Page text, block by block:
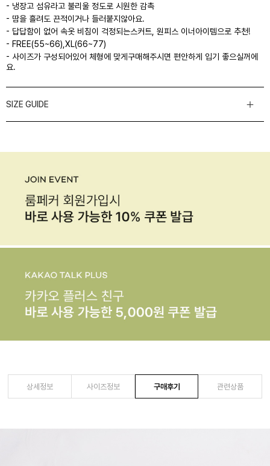
- 냉장고 섬유라고 불리울 정도로 시원한 감촉
- 땀을 흘려도 끈적이거나 들러붙지않아요.
- 답답함이 없어 속옷 비침이 걱정되는스커트, 원피스 이너아이템으로 추천!
- FREE(55~66),XL(66~77)
- 사이즈가 구성되어있어 체형에 맞게구매해주시면 편안하게 입기 좋으실꺼에
요.
SIZE GUIDE
상세정보 사이즈정보 구매후기 관련상품